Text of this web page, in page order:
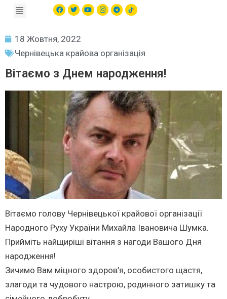
18 Жовтня, 2022
Чернівецька крайова організація
Вітаємо з Днем народження!
Вітаємо голову Чернівецької крайової організації
Народного Руху України Михайла Івановича Шумка.
Прийміть найщиріші вітання з нагоди Вашого Дня
народження!
Зичимо Вам міцного здоров’я, особистого щастя,
злагоди та чудового настрою, родинного затишку та